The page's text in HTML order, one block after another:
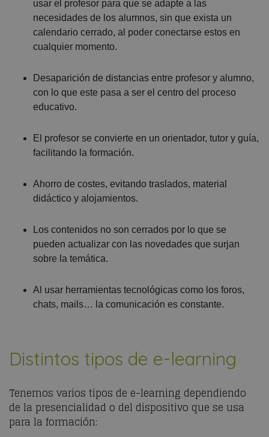
usar el profesor para que se adapte a las
necesidades de los alumnos, sin que exista un
calendario cerrado, al poder conectarse estos en
cualquier momento.
Desaparición de distancias entre profesor y alumno,
con lo que este pasa a ser el centro del proceso
educativo.
El profesor se convierte en un orientador, tutor y guía,
facilitando la formación.
Ahorro de costes, evitando traslados, material
didáctico y alojamientos.
Los contenidos no son cerrados por lo que se
pueden actualizar con las novedades que surjan
sobre la temática.
Al usar herramientas tecnológicas como los foros,
chats, mails… la comunicación es constante.
Distintos tipos de e-learning
Tenemos varios tipos de e-learning dependiendo
de la presencialidad o del dispositivo que se usa
para la formación: